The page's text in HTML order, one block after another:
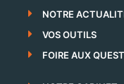
NOTRE
VOS OUTILS
FOIRE AUX